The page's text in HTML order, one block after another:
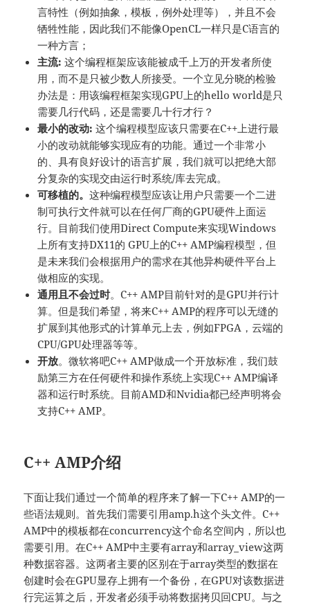
言特性（例如抽象，模板，例外处理等），并且不会
牺牲性能，因此我们不能像OpenCL一样只是C语言的
一种方言；
主流: 这个编程框架应该能被成千上万的开发者所使
用，而不是只被少数人所接受。一个立见分晓的检验
办法是：用该编程框架实现GPU上的hello world是只
需要几行代码，还是需要几十行才行？
最小的改动: 这个编程模型应该只需要在C++上进行最
小的改动就能够实现应有的功能。通过一个非常小
的、具有良好设计的语言扩展，我们就可以把绝大部
分复杂的实现交由运行时系统/库去完成。
可移植的。这种编程模型应该让用户只需要一个二进
制可执行文件就可以在任何厂商的GPU硬件上面运
行。目前我们使用Direct Compute来实现Windows
上所有支持DX11的 GPU上的C++ AMP编程模型，但
是未来我们会根据用户的需求在其他异构硬件平台上
做相应的实现。
通用且不会过时。C++ AMP目前针对的是GPU并行计
算。但是我们希望，将来C++ AMP的程序可以无缝的
扩展到其他形式的计算单元上去，例如FPGA，云端的
CPU/GPU处理器等等。
开放。微软将吧C++ AMP做成一个开放标准，我们鼓
励第三方在任何硬件和操作系统上实现C++ AMP编译
器和运行时系统。目前AMD和Nvidia都已经声明将会
支持C++ AMP。
C++ AMP介绍
下面让我们通过一个简单的程序来了解一下C++ AMP的一
些语法规则。首先我们需要引用amp.h这个头文件。C++
AMP中的模板都在concurrency这个命名空间内，所以也
需要引用。在C++ AMP中主要有array和array_view这两
种数据容器。这两者主要的区别在于array类型的数据在
创建时会在GPU显存上拥有一个备份，在GPU对该数据进
行完运算之后，开发者必须手动将数据拷贝回CPU。与之